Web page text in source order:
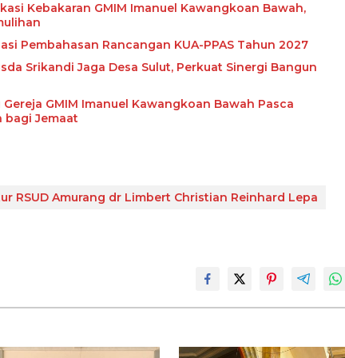
Kebakaran GMIM Imanuel Kawangkoan Bawah,
Pembahasan Rancangan KUA-PPAS Tahun 2027
Srikandi Jaga Desa Sulut, Perkuat Sinergi Bangun
GMIM Imanuel Kawangkoan Bawah Pasca
bagi Jemaat
RSUD Amurang dr Limbert Christian Reinhard Lepa